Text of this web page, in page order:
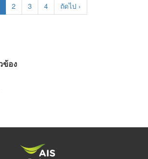
Page
2 Page
3 Page
4
Next
page
ถัดไป ›
ข้อง